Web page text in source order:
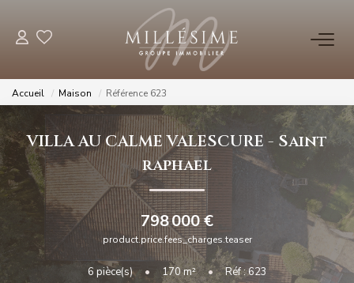
NOS OFFRES
Nos Offres
Nos Biens Vendus
NOS AGENCES
Nos Agences
Nos Équipes
Accueil Maison Référence 623
VILLA AU CALME VALESCURE - Saint
raphael
798 000 €
product.price.fees_charges.teaser
6 pièce(s) • 170m² • Réf : 623